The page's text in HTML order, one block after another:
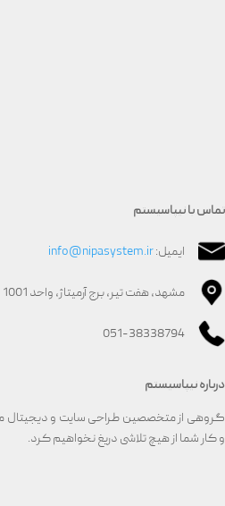
تماس با نیپاسیستم
ایمیل:info@nipasystem.ir
مشهد، هفت تیر، برج آرمیتاژ، واحد 1001
051-38338794
درباره نیپاسیستم
گروهی از متخصصین طراحی سایت و
و کار شما از هیچ تلاشی دریغ نخواهیم کرد.